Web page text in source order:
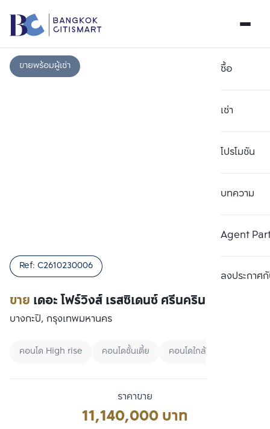
ซื้อ
เช่า
โปรโมชัน
บทความ
Agent
ลงประกาศกั
ขายพร้อมผู้เช่า
ขาย เดอะ โฟร์วิงส์ เรสซิเดนซ์ ศรีนครินทร์
Ref: C2610230006
บางกะปิ, กรุงเทพมหานคร
คอนโด High rise คอนโดชั้นเตี้ย คอนโดใกล้ MRT
ราคาขาย
11,140,000 บาท
เปรียบเทียบ